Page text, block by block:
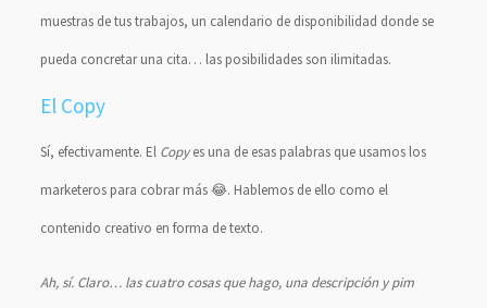
muestras de tus trabajos, un calendario de disponibilidad donde se
pueda concretar una cita… las posibilidades son ilimitadas.
El Copy
Sí, efectivamente. El Copyes una de esas palabras que usamos los
marketeros para cobrar más 😂. Hablemos de ello como el
contenido creativo en forma de texto.
Ah, sí. Claro… las cuatro cosas que hago, una descripción y pim